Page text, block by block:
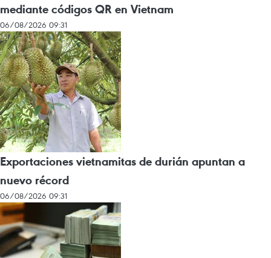
mediante códigos QR en Vietnam
06/08/2026 09:31
Exportaciones vietnamitas de durián apuntan a
nuevo récord
06/08/2026 09:31